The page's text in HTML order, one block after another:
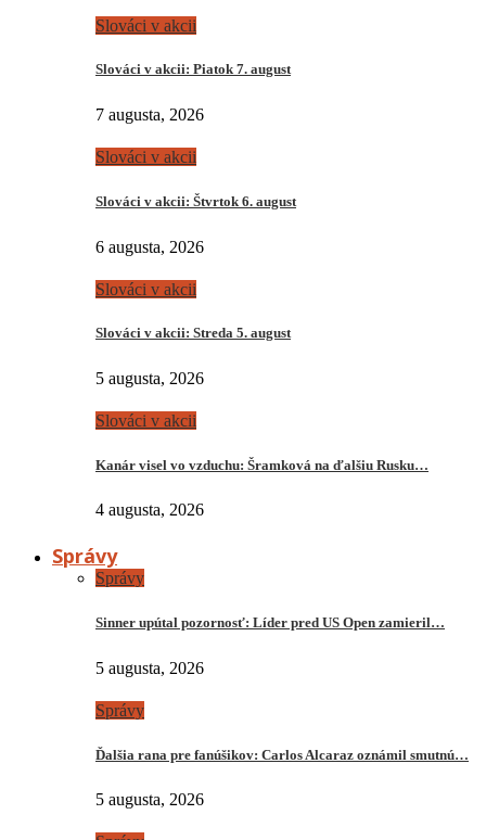
Slováci v akcii
Slováci v akcii: Piatok 7. august
7 augusta, 2026
Slováci v akcii
Slováci v akcii: Štvrtok 6. august
6 augusta, 2026
Slováci v akcii
Slováci v akcii: Streda 5. august
5 augusta, 2026
Slováci v akcii
Kanár visel vo vzduchu: Šramková na ďalšiu Rusku…
4 augusta, 2026
Správy
Správy
Sinner upútal pozornosť: Líder pred US Open zamieril…
5 augusta, 2026
Správy
Ďalšia rana pre fanúšikov: Carlos Alcaraz oznámil smutnú…
5 augusta, 2026